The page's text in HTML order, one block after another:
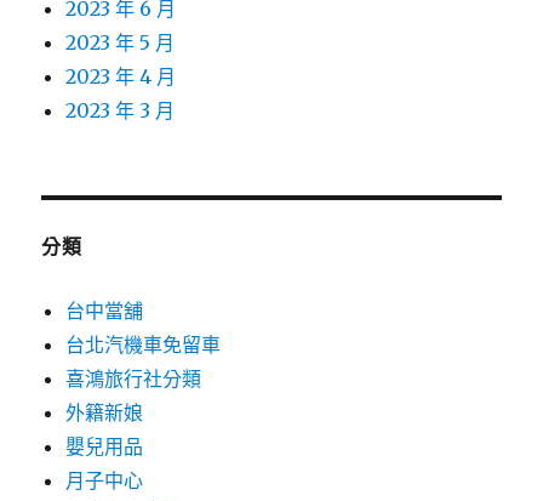
2023 年 6 月
2023 年 5 月
2023 年 4 月
2023 年 3 月
分類
台中當舖
台北汽機車免留車
喜鴻旅行社分類
外籍新娘
嬰兒用品
月子中心